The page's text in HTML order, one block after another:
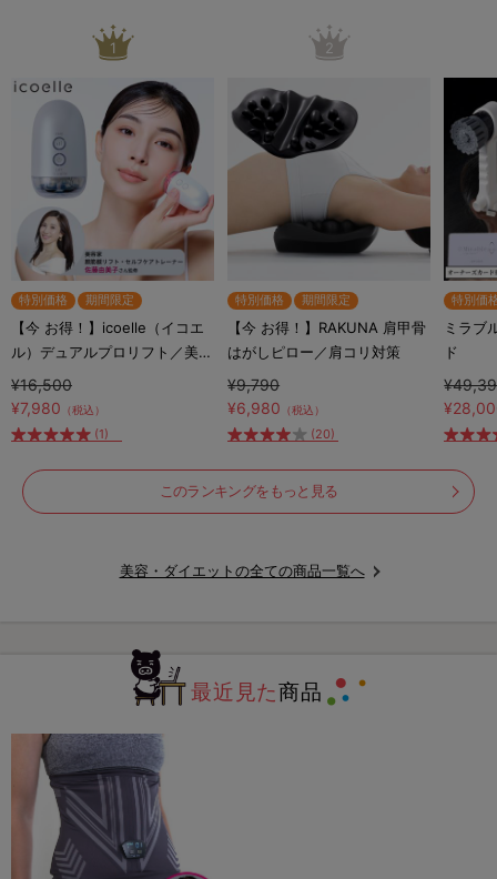
1
特別価格 期間限定
【今 お得！】icoelle（イコエ
ル）デュアルプロリフト／美顔
器
¥16,500
¥7,980 （税込）
(1)
2
特別価格 期間限定
【今 お得！】RAKUNA 肩甲骨
はがしピロー／肩コリ対策
¥9,790
¥6,980 （税込）
(20)
特別価
ミラブ
ド
このランキングをもっと見る
美容・ダイエットの全ての商品一覧へ
最近見た商品